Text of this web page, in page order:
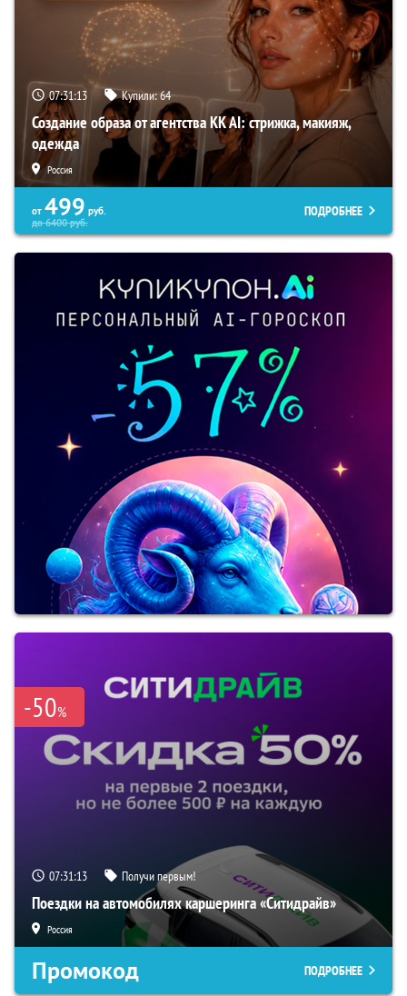
07:31:12 Купили:64
Создание образа от агентства KK AI: стрижка, макияж,
одежда
Россия
от 499 руб.
до6400руб.
ПОДРОБНЕЕ
-50%
07:31:12 Получи первым!
Поездки на автомобилях каршеринга «Ситидрайв»
Россия
Промокод ПОДРОБНЕЕ